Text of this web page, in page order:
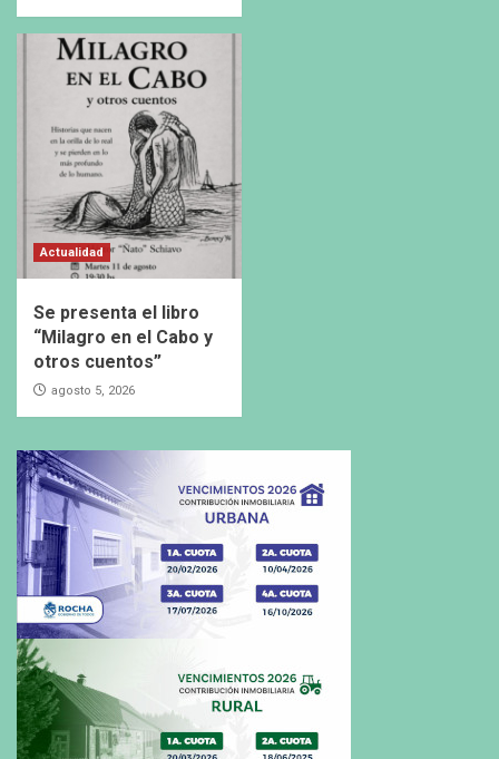
Actualidad
Se presenta el libro
“Milagro en el Cabo y
otros cuentos”
agosto 5, 2026